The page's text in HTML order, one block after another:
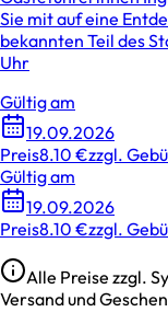
Sie mit auf eine
bekannten Teil des
Uhr
Gültig am
19.09.2026
Preis8.10 €zzgl.
Gültig am
19.09.2026
Preis8.10 €zzgl.
Alle Preise zzgl.
Versand und